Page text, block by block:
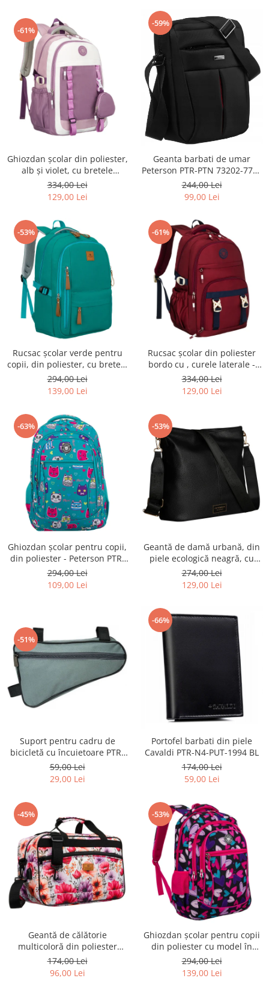
-61%
Ghiozdan școlar din poliester,
alb și violet, cu bretele
reglabile - Peterson PTR-PTN
8603-1303 PURPLE
334,00 Lei
129,00 Lei
-59%
Geanta barbati de umar
Peterson PTR-PTN 73202-7738
BL
244,00 Lei
99,00 Lei
-53%
Rucsac școlar verde pentru
copii, din poliester, cu bretele
reglabile - Peterson PTR-PTN
BHX-01-9259 Gree
294,00 Lei
139,00 Lei
-61%
Rucsac școlar din poliester
bordo cu , curele laterale -
Peterson PTR-PTN 8594-1402
BORDO
334,00 Lei
129,00 Lei
-63%
Ghiozdan școlar pentru copii,
din poliester - Peterson PTR-
PTN BIEDRONKA G28
294,00 Lei
109,00 Lei
-53%
Geantă de damă urbană, din
piele ecologică neagră, cu
curea reglabilă - Peterson
PTR-PTN JK6-06-6642
274,00 Lei
129,00 Lei
-51%
Suport pentru cadru de
bicicletă cu încuietoare PTR-
AR-S-101
59,00 Lei
29,00 Lei
-66%
Portofel barbati din piele
Cavaldi PTR-N4-PUT-1994 BL
174,00 Lei
59,00 Lei
-45%
Geantă de călătorie
multicoloră din poliester
rezistent cu port USB,
acoperită cu un model vegetal
- Rovicky PTR-R-TL15608-8831
174,00 Lei
96,00 Lei
-53%
Ghiozdan școlar pentru copii
din poliester cu model în
formă de inimă - Peterson
PTR-PTN BIEDRONKA G54
294,00 Lei
139,00 Lei